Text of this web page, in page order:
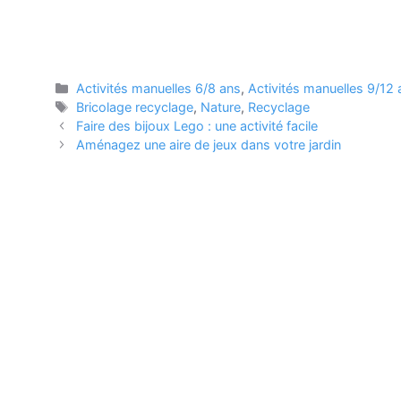
Catégories
Activités manuelles 6/8 ans, Activités manuelles 9/12
Étiquettes
Bricolage recyclage, Nature, Recyclage
Faire des bijoux Lego : une activité facile
Aménagez une aire de jeux dans votre jardin